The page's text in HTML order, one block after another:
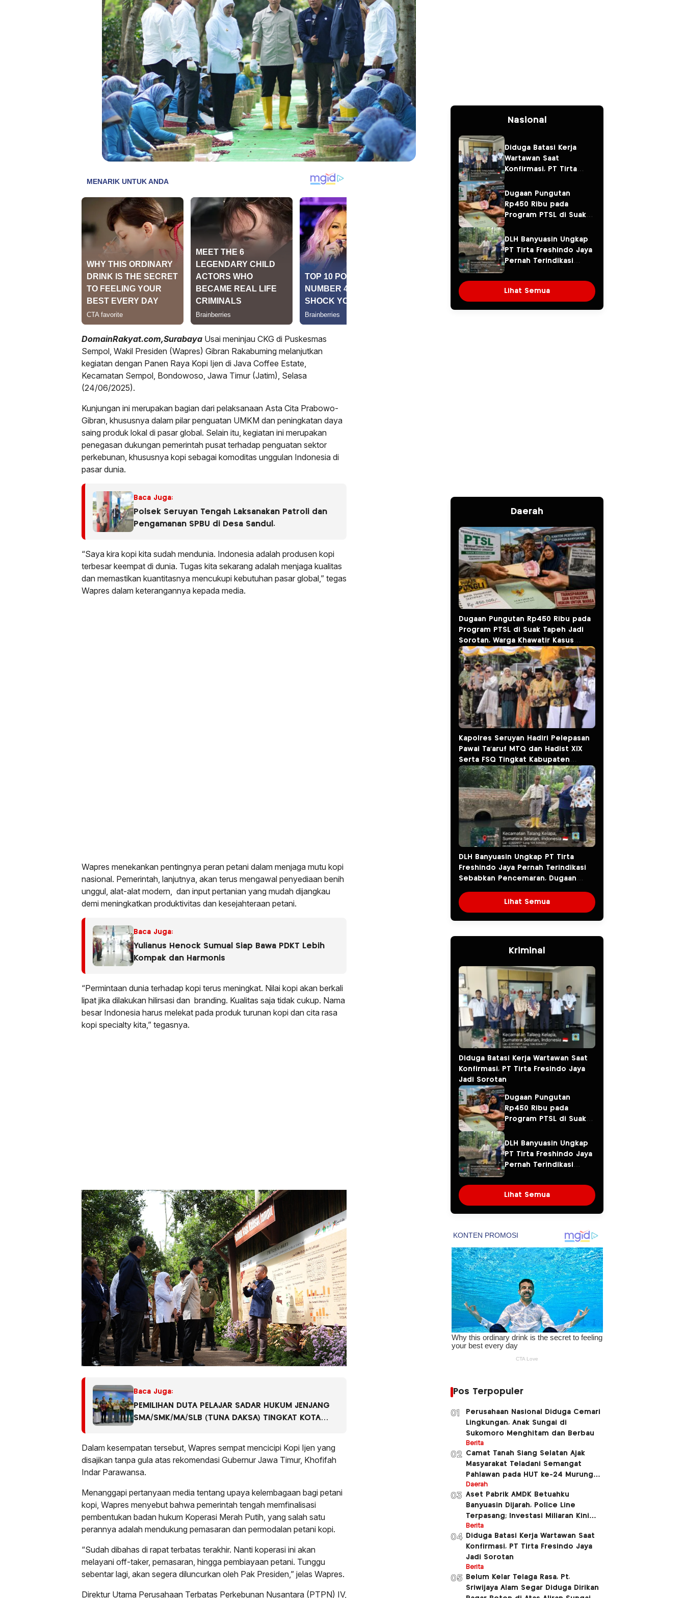
DomainRakyat.com,Surabaya Usai meninjau CKG di Puskesmas
Sempol, Wakil Presiden (Wapres) Gibran Rakabuming melanjutkan
kegiatan dengan Panen Raya Kopi Ijen di Java Coffee Estate,
Kecamatan Sempol, Bondowoso, Jawa Timur (Jatim), Selasa
(24/06/2025).
Kunjungan ini merupakan bagian dari pelaksanaan Asta Cita Prabowo-
Gibran, khususnya dalam pilar penguatan UMKM dan peningkatan daya
saing produk lokal di pasar global. Selain itu, kegiatan ini merupakan
penegasan dukungan pemerintah pusat terhadap penguatan sektor
perkebunan, khususnya kopi sebagai komoditas unggulan Indonesia di
pasar dunia.
Baca Juga:
Polsek Seruyan Tengah Laksanakan Patroli dan
Pengamanan SPBU di Desa Sandul.
“Saya kira kopi kita sudah mendunia. Indonesia adalah produsen kopi
terbesar keempat di dunia. Tugas kita sekarang adalah menjaga kualitas
dan memastikan kuantitasnya mencukupi kebutuhan pasar global,” tegas
Wapres dalam keterangannya kepada media.
Wapres menekankan pentingnya peran petani dalam menjaga mutu kopi
nasional. Pemerintah, lanjutnya, akan terus mengawal penyediaan benih
unggul, alat-alat modern, dan input pertanian yang mudah dijangkau
demi meningkatkan produktivitas dan kesejahteraan petani.
Baca Juga:
Yulianus Henock Sumual Siap Bawa PDKT Lebih
Kompak dan Harmonis
“Permintaan dunia terhadap kopi terus meningkat. Nilai kopi akan berkali
lipat jika dilakukan hilirsasi dan branding. Kualitas saja tidak cukup. Nama
besar Indonesia harus melekat pada produk turunan kopi dan cita rasa
kopi specialty kita,” tegasnya.
Baca Juga:
PEMILIHAN DUTA PELAJAR SADAR HUKUM JENJANG
SMA/SMK/MA/SLB (TUNA DAKSA) TINGKAT KOTA
Dalam kesempatan tersebut, Wapres sempat mencicipi Kopi Ijen yang
disajikan tanpa gula atas rekomendasi Gubernur Jawa Timur, Khofifah
Indar Parawansa.
Menanggapi pertanyaan media tentang upaya kelembagaan bagi petani
kopi, Wapres menyebut bahwa pemerintah tengah memfinalisasi
pembentukan badan hukum Koperasi Merah Putih, yang salah satu
perannya adalah mendukung pemasaran dan permodalan petani kopi.
“Sudah dibahas di rapat terbatas terakhir. Nanti koperasi ini akan
melayani off-taker, pemasaran, hingga pembiayaan petani. Tunggu
sebentar lagi, akan segera diluncurkan oleh Pak Presiden,” jelas Wapres.
Direktur Utama Perusahaan Terbatas Perkebunan Nusantara (PTPN) IV,
Nasional
Diduga Batasi Kerja
Wartawan Saat
Konfirmasi, PT Tirta
Sorotan
Dugaan Pungutan
Rp450 Ribu pada
Program PTSL di Suak
Warga Khawatir Kasus
Sembawa Terulang
DLH Banyuasin Ungkap
PT Tirta Freshindo Jaya
Pernah Terindikasi
Dugaan Limbah Kembali
Diselidiki
Lihat Semua
Daerah
Dugaan Pungutan Rp450 Ribu pada
Program PTSL di Suak Tapeh Jadi
Sorotan, Warga Khawatir Kasus
Sembawa Terulang
Kapolres Seruyan Hadiri Pelepasan
Pawai Ta’aruf MTQ dan Hadist XlX
Serta FSQ Tingkat Kabupaten
Seruyan Tahun 2026.
DLH Banyuasin Ungkap PT Tirta
Freshindo Jaya Pernah Terindikasi
Sebabkan Pencemaran, Dugaan
Lihat Semua
Kriminal
Diduga Batasi Kerja Wartawan Saat
Konfirmasi, PT Tirta Fresindo Jaya
Jadi Sorotan
Dugaan Pungutan
Rp450 Ribu pada
Program PTSL di Suak
Warga Khawatir Kasus
Sembawa Terulang
DLH Banyuasin Ungkap
PT Tirta Freshindo Jaya
Pernah Terindikasi
Dugaan Limbah Kembali
Diselidiki
Lihat Semua
Pos Terpopuler
01
Perusahaan Nasional Diduga Cemari
Lingkungan, Anak Sungai di
Sukomoro Menghitam dan Berbau
Berita
02 Camat Tanah Siang Selatan Ajak
Masyarakat Teladani Semangat
Pahlawan pada HUT ke-24 Murung
Raya dan HUT ke-81 Kemerdekaan RI
Daerah
03 Aset Pabrik AMDK Betuahku
Banyuasin Dijarah, Police Line
Terpasang; Investasi Miliaran Kini
Dipertanyakan
Berita
04
Diduga Batasi Kerja Wartawan Saat
Konfirmasi, PT Tirta Fresindo Jaya
Jadi Sorotan
Berita
05
Belum Kelar Telaga Rasa, Pt.
Sriwijaya Alam Segar Diduga Dirikan